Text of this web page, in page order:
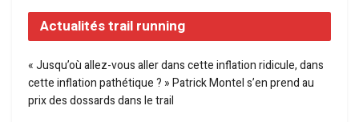
Actualités trail running
« Jusqu’où allez-vous aller dans cette inflation ridicule, dans
cette inflation pathétique ? » Patrick Montel s’en prend au
prix des dossards dans le trail